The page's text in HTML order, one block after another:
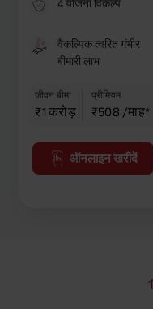
4 योजना विकल्प
वैकल्पिक त्वरित गंभीर
बीमारी लाभ
जीवन बीमा
₹1 करोड़
प्रीमियम
₹508 /माह*
ऑनलाइन खरीदें